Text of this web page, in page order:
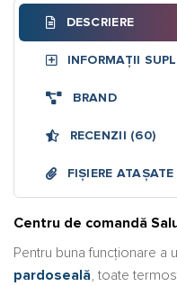
DESCRIERE
INFORMAȚII
BRAND
RECENZII (60)
FIȘIERE ATAȘATE
Centru de comandă
Pentru buna funcționare a
pardoseală , toate